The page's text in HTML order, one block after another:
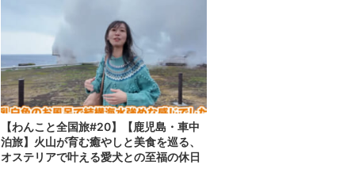
【わんこと全国旅#20】【鹿児島・車中
泊旅】火山が育む癒やしと美食を巡る、
オステリアで叶える愛犬との至福の休日